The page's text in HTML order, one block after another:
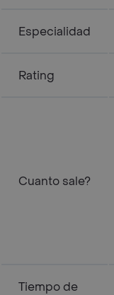
Especialidad
Rating
Cuanto sale?
Tiempo de